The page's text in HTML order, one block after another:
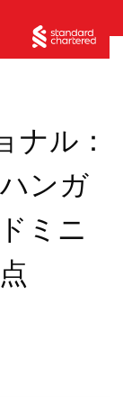
ナル：
ンガ
ミニ